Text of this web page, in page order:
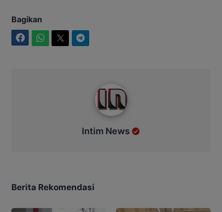
Bagikan
Intim News
Berita Rekomendasi